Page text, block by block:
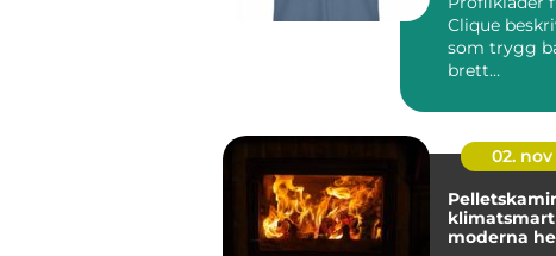
Clique
som trygg
brett
02. nov
moderna